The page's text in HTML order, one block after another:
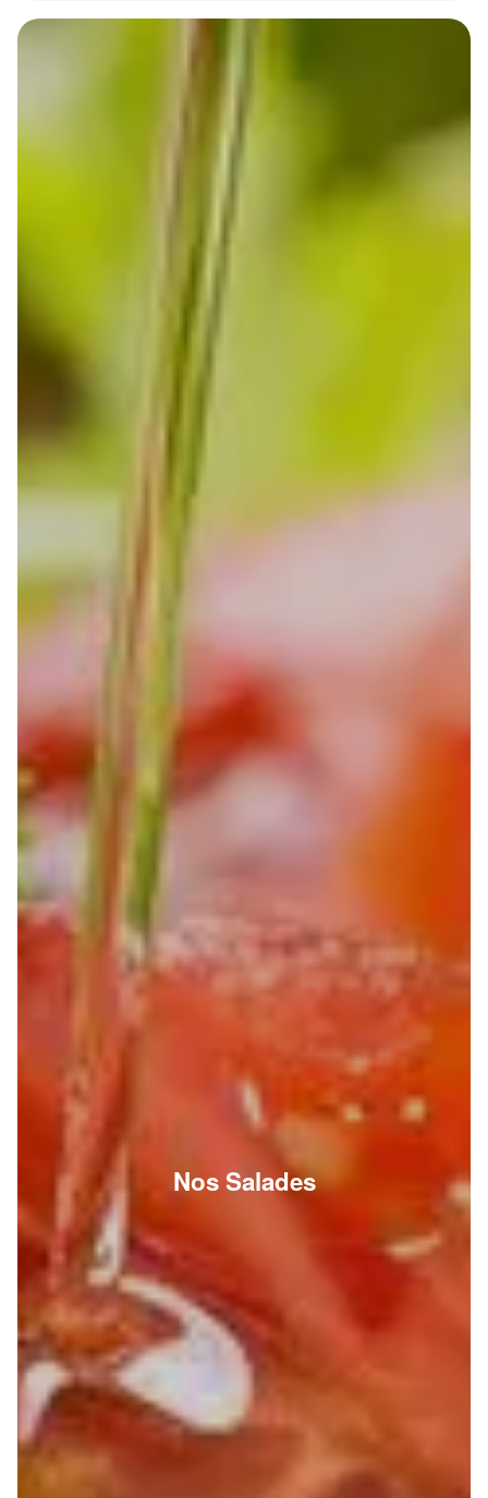
Nos Salades